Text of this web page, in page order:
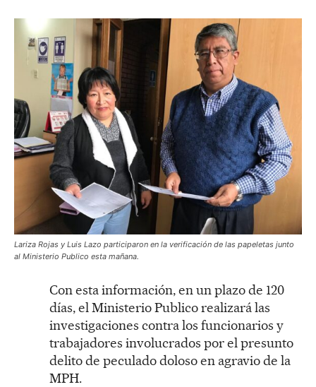
Lariza Rojas y Luis Lazo participaron en la verificación de las papeletas junto
al Ministerio Publico esta mañana.
Con esta información, en un plazo de 120
días, el Ministerio Publico realizará las
investigaciones contra los funcionarios y
trabajadores involucrados por el presunto
delito de peculado doloso en agravio de la
MPH.